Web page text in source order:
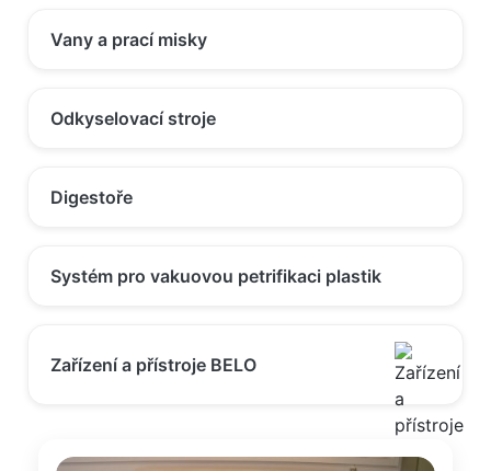
Vany a prací misky
Odkyselovací stroje
Digestoře
Systém pro vakuovou petrifikaci plastik
Zařízení a přístroje BELO